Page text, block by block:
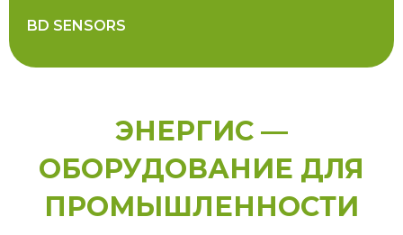
BD SENSORS
ЭНЕРГИС —
ОБОРУДОВАНИЕ ДЛЯ
ПРОМЫШЛЕННОСТИ